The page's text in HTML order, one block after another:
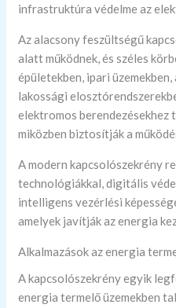
infrastruktúra védelme az
Az alacsony feszültségű
alatt működnek, és széles
épületekben, ipari
lakossági
elektromos
miközben biztosítják a
A modern kapcsolószekrény
technológiákkal, digitális
intelligens vezérlési
amelyek javítják az energia
Alkalmazások az energia
A kapcsolószekrény egyik
energia termelő üzemekben